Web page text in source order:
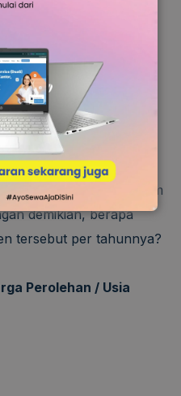
hak paten
. Adapun besaran
adalah
akan susut dalam
demikian, berapa
tersebut per tahunnya?
Perolehan / Usia